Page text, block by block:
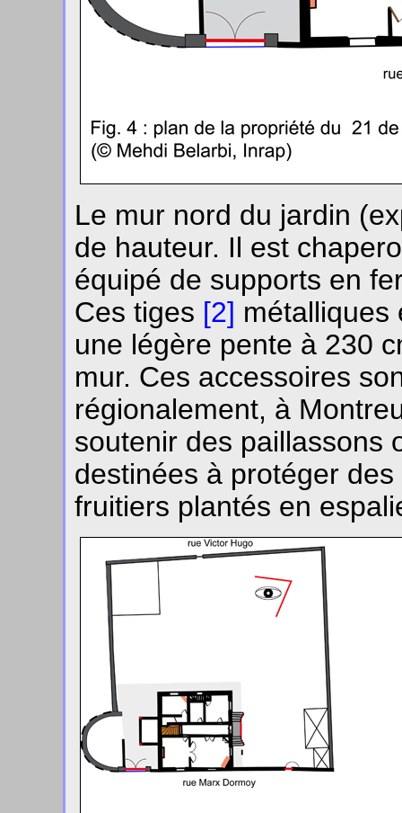
Le mur nord du jardin
de hauteur. Il est
équipé de supports en
Ces tiges [2] métalliques
une légère pente à 230
mur. Ces accessoires
régionalement, à
soutenir des paillassons
destinées à protéger
fruitiers plantés en